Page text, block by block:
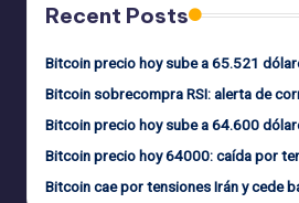
Recent Posts
Bitcoin precio hoy sube a 65.521
Bitcoin sobrecompra RSI: alerta de
Bitcoin precio hoy sube a 64.600
Bitcoin precio hoy 64000: caída por
Bitcoin cae por tensiones Irán y cede